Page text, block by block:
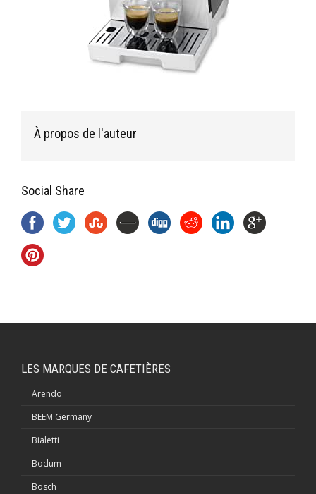
À propos de l'auteur
Social Share
LES MARQUES DE CAFETIÈRES
Arendo
BEEM Germany
Bialetti
Bodum
Bosch